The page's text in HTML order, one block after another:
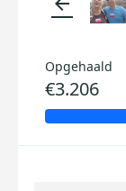
Opgehaald
€3.206